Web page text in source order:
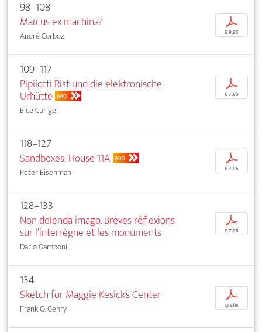
98–108
Marcus ex machina?
André Corboz
p
€ 9,95
109–117
Pipilotti Rist und die elektronische
Urhütte ABO
Bice Curiger
p
€ 7,95
118–127
Sandboxes: House 11A ABO
Peter Eisenman
p
€ 7,95
128–133
Non delenda imago. Brèves réflexions
sur l’interrègne et les monuments
Dario Gamboni
p
€ 7,95
134
Sketch for Maggie Kesick’s Center
Frank O. Gehry
p
gratis